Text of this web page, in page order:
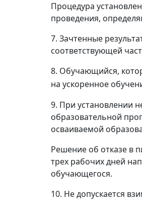
Процедура
проведения,
7. Зачтенные
соответствующей
8. Обучающийся,
на ускоренное
9. При установлении
образовательной
осваиваемой
Решение об отказе в
трех рабочих дней
обучающегося.
10. Не допускается